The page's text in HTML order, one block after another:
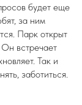
будет еще
за ним
Парк открыт
встречает
Так и
заботиться.